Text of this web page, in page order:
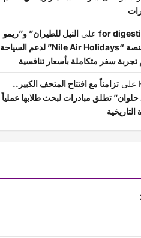
for علىالنيل للطيران” و”ريمو
تورز” تطلقان منصة “Nile Air Holidays” لدعم السياحة
تجربة سفر متكاملة بأسعار تنافسية
علىتزامناً مع افتتاح المتحف الكبير..
تطلق مبادرات لبحث طلابها عملياً